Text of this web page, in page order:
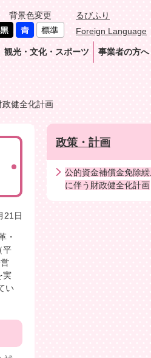
背景色変更
るびふり
Foreign Language
観光・文化・スポーツ 事業者の方へ
健全化計画
21日
・
平
実
い
政策・計画
公的資金補償金免除
に伴う財政健全化計画